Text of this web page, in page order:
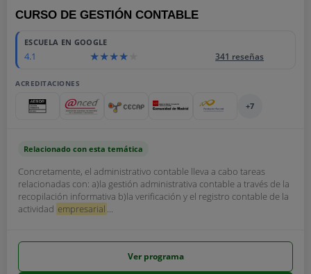
CURSO DE GESTIÓN CONTABLE
ESCUELA EN GOOGLE
4.1 341 reseñas
ACREDITACIONES
+7
Relacionado con esta temática
Concretamente, el administrativo contable lleva a cabo tareas
relacionadas con: a)la gestión administrativa contable a través de la
recopilación informativa b)la verificación y el registro contable de la
actividad empresarial ...
Ver programa